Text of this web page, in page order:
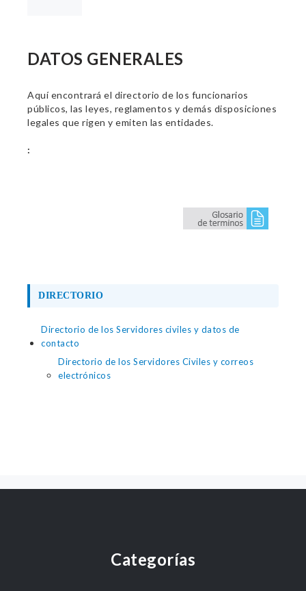
DATOS GENERALES
Aquí encontrará el directorio de los funcionarios
públicos, las leyes, reglamentos y demás disposiciones
legales que rigen y emiten las entidades.
:
DIRECTORIO
Directorio de los Servidores civiles y datos de
contacto
Directorio de los Servidores Civiles y correos
electrónicos
Categorías